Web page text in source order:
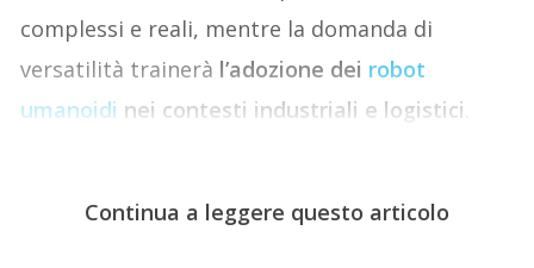
complessi e reali, mentre la domanda di
versatilità trainerà l’adozione dei robot
umanoidi nei contesti industriali e logistici.
Continua a leggere questo articolo